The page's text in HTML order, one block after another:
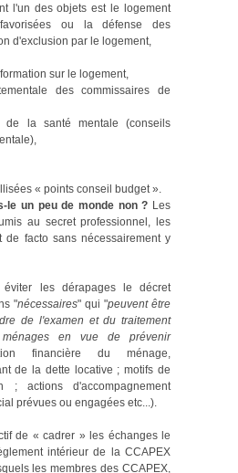
l'un des objets est le logement
ou la défense des
d'exclusion par le logement,
sur le logement,
des commissaires de
de la santé mentale (conseils
« points conseil budget ».
le un peu de monde non ? Les
au secret professionnel, les
de facto sans nécessairement y
éviter les dérapages le décret
"nécessaires" qui "peuvent être
de l'examen et du traitement
en vue de prévenir
financière du ménage,
de la dette locative ; motifs de
; actions d'accompagnement
prévues ou engagées etc...).
de « cadrer » les échanges le
intérieur de la CCAPEX
les membres des CCAPEX,